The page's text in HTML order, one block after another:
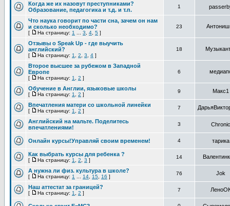
Когда же их назовут преступниками?
Образование, педагогика и т.д. и т.п.
1
Что наука говорит по части сна, зачем он нам
и сколько необходимо?
[ На страницу: 1 3 4 5 ]
23
Отзывы о Speak Up - где выучить
английский?
[ На страницу: 1 2 3 4 ]
18
Второе высшее за рубежом в Западной
Европе
[ На страницу: 1 2 ]
6
Обучение в Англии, языковые школы
[ На страницу: 1 2 ]
9 Макс1
Впечатления матери со школьной линейки
[ На страницу: 1 2 ]
7
Английский на мальте. Поделитесь
впечатлениями!
3 Chronic
Онлайн курсы!Управляй своим временем! 4 тарика
Как выбрать курсы для ребенка ?
[ На страницу: 1 2 3 ]
14
А нужна ли физ. культура в школе?
[ На страницу: 1 14 15 16 ]
76 Jok
Наш аттестат за границей?
[ На страницу: 1 2 ]
7